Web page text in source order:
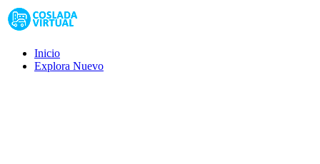
Inicio
Explora Nuevo